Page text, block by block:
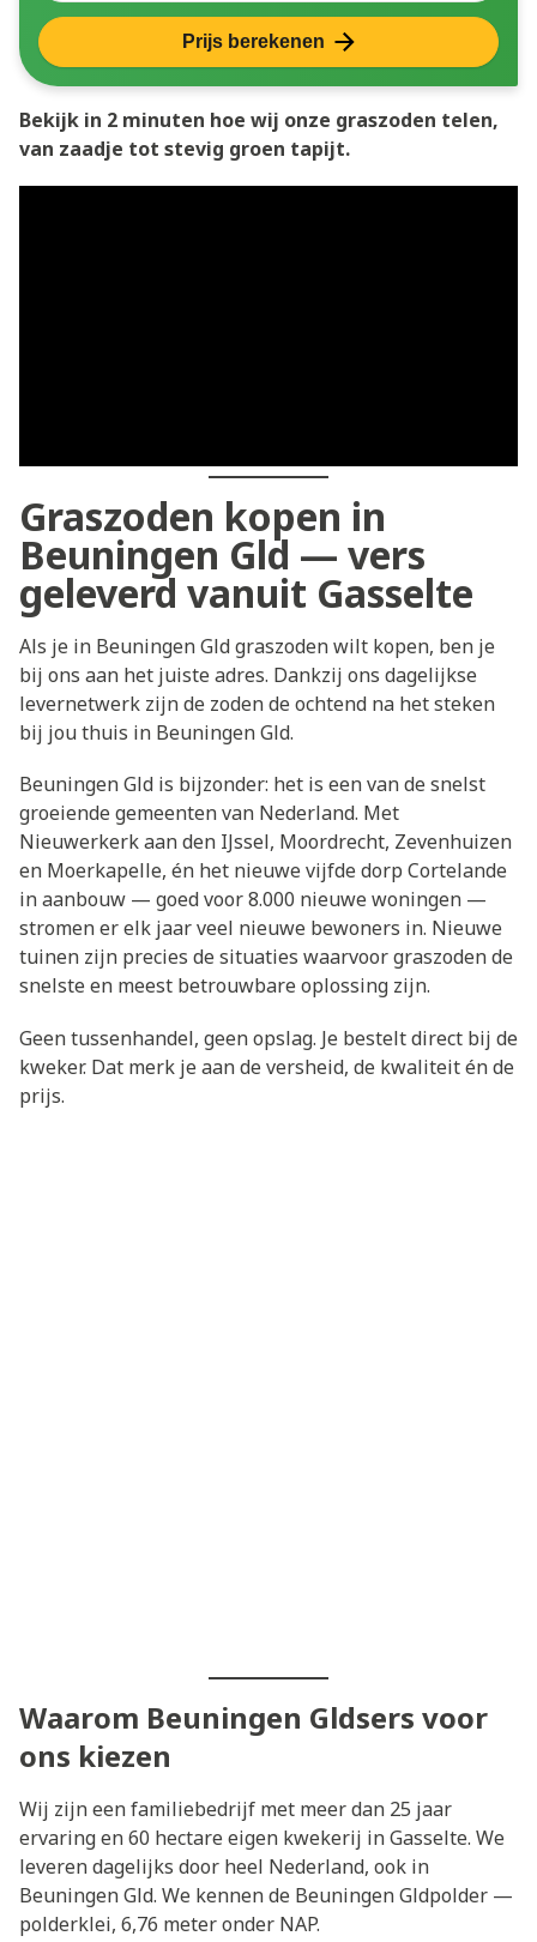
Prijs berekenen
Bekijk in 2 minuten hoe wij onze graszoden telen,
van zaadje tot stevig groen tapijt.
Graszoden kopen in
Beuningen Gld — vers
geleverd vanuit Gasselte
Als je in Beuningen Gld graszoden wilt kopen, ben je
bij ons aan het juiste adres. Dankzij ons dagelijkse
levernetwerk zijn de zoden de ochtend na het steken
bij jou thuis in Beuningen Gld.
Beuningen Gld is bijzonder: het is een van de snelst
groeiende gemeenten van Nederland. Met
Nieuwerkerk aan den IJssel, Moordrecht, Zevenhuizen
en Moerkapelle, én het nieuwe vijfde dorp Cortelande
in aanbouw — goed voor 8.000 nieuwe woningen —
stromen er elk jaar veel nieuwe bewoners in. Nieuwe
tuinen zijn precies de situaties waarvoor graszoden de
snelste en meest betrouwbare oplossing zijn.
Geen tussenhandel, geen opslag. Je bestelt direct bij de
kweker. Dat merk je aan de versheid, de kwaliteit én de
prijs.
Waarom Beuningen Gldsers voor
ons kiezen
Wij zijn een familiebedrijf met meer dan 25 jaar
ervaring en 60 hectare eigen kwekerij in Gasselte. We
leveren dagelijks door heel Nederland, ook in
Beuningen Gld. We kennen de Beuningen Gldpolder —
polderklei, 6,76 meter onder NAP.